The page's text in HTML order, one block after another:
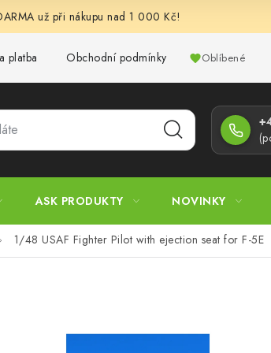
už při nákupu nad 1 000 Kč!
platba Obchodní podmínky Podmínky
Oblíbené
ASK PRODUKTY NOVINKY
1/48 USAF Fighter Pilot with ejection seat for F-5E